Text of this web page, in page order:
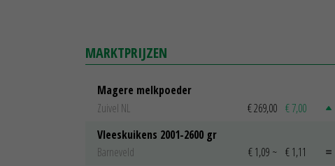
MARKTPRIJZEN
Magere melkpoeder
Zuivel NL
€ 269,00 € 7,00
Vleeskuikens 2001-2600 gr
Barneveld
€ 1,09 ~ € 1,11